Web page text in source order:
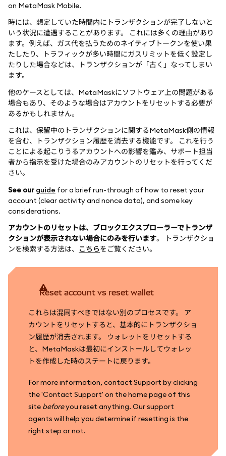
on MetaMask Mobile.
時には、想定していた時間内にトランザクションが完了しないと
いう状況に遭遇することがあります。 これには多くの理由があり
ます。例えば、ガス代を払うためのネイティブトークンを使い果
たしたり、トラフィックが多い時間にガスリミットを低く設定し
たりした場合などは、トランザクションが「古く」なってしまい
ます。
他のケースとしては、MetaMaskにソフトウェア上の問題がある
場合もあり、そのような場合はアカウントをリセットする必要が
あるかもしれません。
これは、保留中のトランザクションに関するMetaMask側の情報
を含む、トランザクション履歴を消去する機能です。 これを行う
ことによる起こりうるアカウントへの影響を鑑み、サポート担当
者から指示を受けた場合のみアカウントのリセットを行ってくだ
さい。
See our guide for a brief run-through of how to reset your
account (clear activity and nonce data), and some key
considerations.
アカウントのリセットは、ブロックエクスプローラーでトランザ
クションが表示されない場合にのみを行います。 トランザクショ
ンを検索する方法は、
こちらをご覧ください。
Reset account vs reset wallet
これらは混同すべきではない別のプロセスです。 ア
カウントをリセットすると、基本的にトランザクショ
ン履歴が消去されます。 ウォレットをリセットする
と、MetaMaskは最初にインストールしてウォレッ
トを作成した時のステートに戻ります。
For more information, contact Support by clicking
the 'Contact Support' on the home page of this
site beforeyou reset anything. Our support
agents will help you determine if resetting is the
right step or not.